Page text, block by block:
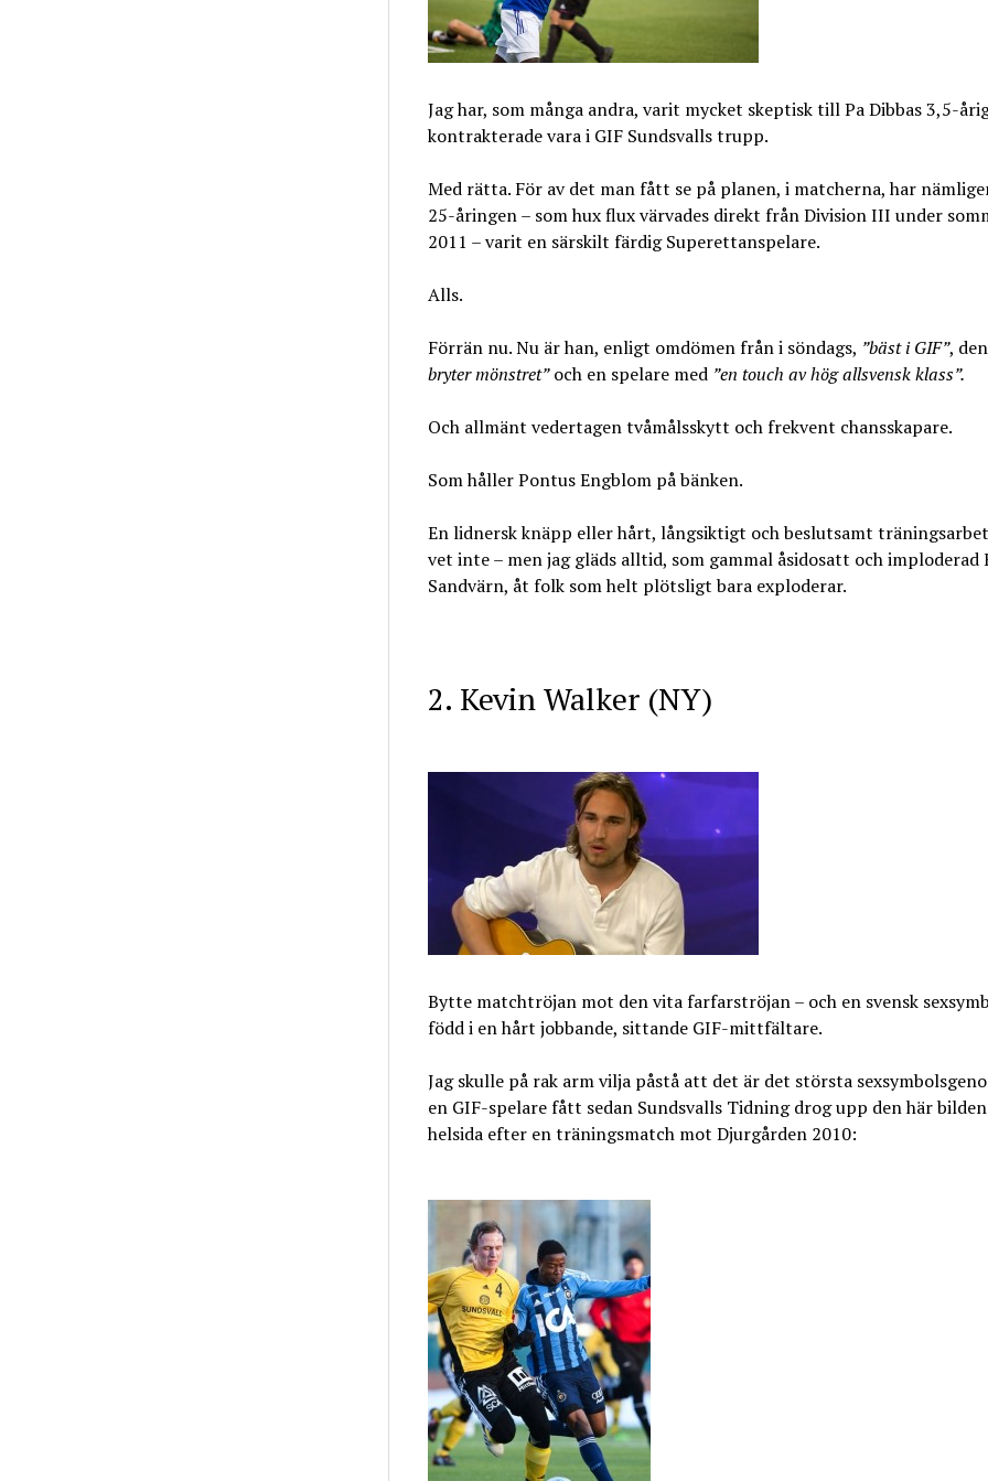
Jag har, som många andra, varit mycket skeptisk till Pa Dibbas 3,5-
kontrakterade vara i GIF Sundsvalls trupp.
Med rätta. För av det man fått se på planen, i matcherna, har
25-åringen – som hux flux värvades direkt från Division III under
2011 – varit en särskilt färdig Superettanspelare.
Alls.
Förrän nu. Nu är han, enligt omdömen från i söndags, ”bäst i GIF”, den
bryter mönstret”och en spelare med ”en touch av hög allsvensk klass”.
Och allmänt vedertagen tvåmålsskytt och frekvent chansskapare.
Som håller Pontus Engblom på bänken.
En lidnersk knäpp eller hårt, långsiktigt och beslutsamt
vet inte – men jag gläds alltid, som gammal åsidosatt och imploderad
Sandvärn, åt folk som helt plötsligt bara exploderar.
2. Kevin Walker (NY)
Bytte matchtröjan mot den vita farfarströjan – och en svensk
född i en hårt jobbande, sittande GIF-mittfältare.
Jag skulle på rak arm vilja påstå att det är det största
en GIF-spelare fått sedan Sundsvalls Tidning drog upp den här
helsida efter en träningsmatch mot Djurgården 2010: